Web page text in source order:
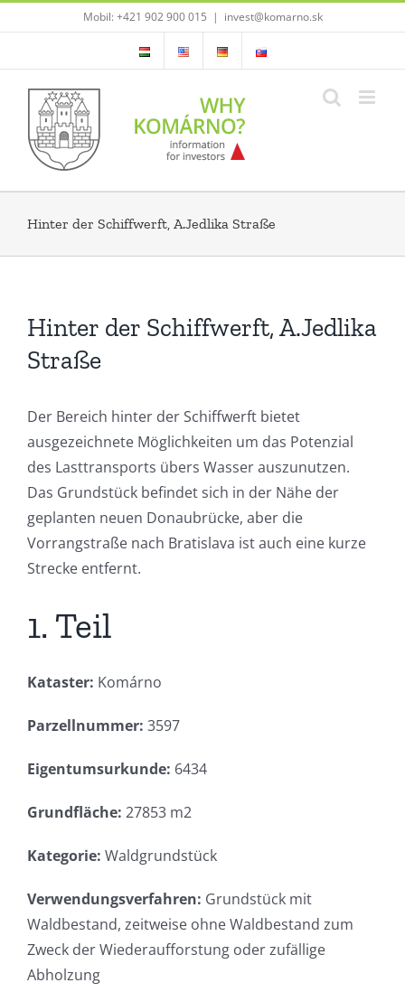
to
Mobil: +421 902 900 015 | invest@komarno.sk
Hinter der Schiffwerft, A.Jedlika Straße
Hinter der Schiffwerft, A.Jedlika
Straße
Der Bereich hinter der Schiffwerft bietet
ausgezeichnete Möglichkeiten um das Potenzial
des Lasttransports übers Wasser auszunutzen.
Das Grundstück befindet sich in der Nähe der
geplanten neuen Donaubrücke, aber die
Vorrangstraße nach Bratislava ist auch eine kurze
Strecke entfernt.
1. Teil
Kataster: Komárno
Parzellnummer: 3597
Eigentumsurkunde: 6434
Grundfläche: 27853 m2
Kategorie: Waldgrundstück
Verwendungsverfahren: Grundstück mit
Waldbestand, zeitweise ohne Waldbestand zum
Zweck der Wiederaufforstung oder zufällige
Abholzung